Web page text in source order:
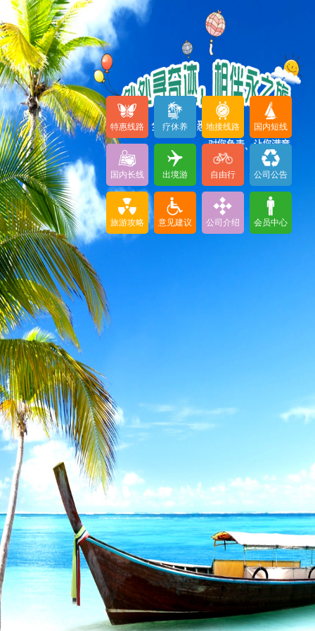
特惠线路 疗休养 地接线路 国内短线
国内长线 出境游 自由行 公司公告
旅游攻略 意见建议 公司介绍 会员中心